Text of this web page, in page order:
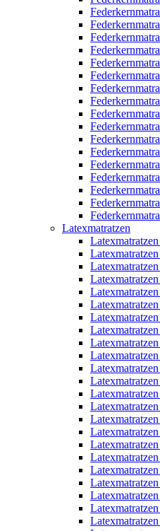
Latexmatratzen